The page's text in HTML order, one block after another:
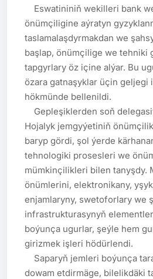
önümçiligine aýratyn
taslamalaşdyrmakdan we
başlap, önümçilige we tehniki
tapgyrlary öz içine alýar. Bu
özara gatnaşyklar üçin geljegi
hökmünde bellenildi.
Hojalyk jemgyýetiniň
baryp gördi, şol ýerde
tehnologiki prosesleri we
mümkinçilikleri bilen tanyşdy.
önümlerini, elektronikany,
enjamlaryny, swetoforlary we
infrastrukturasynyň
boýunça ugurlar, şeýle hem
girizmek işleri hödürlendi.
dowam etdirmäge, bilelikdäki